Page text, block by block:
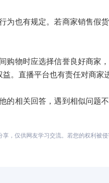
也有规定。若商家销售假货
物时应选择信誉良好商家，
。直播平台也有责任对商
相关回答，遇到相似问题不
享，仅供网友学习交流。若您的权利被